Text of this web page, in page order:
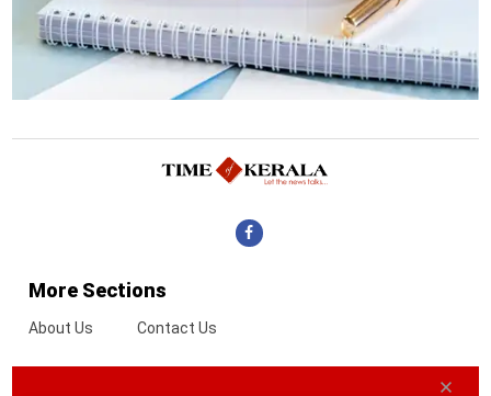
More Sections
About Us Contact Us